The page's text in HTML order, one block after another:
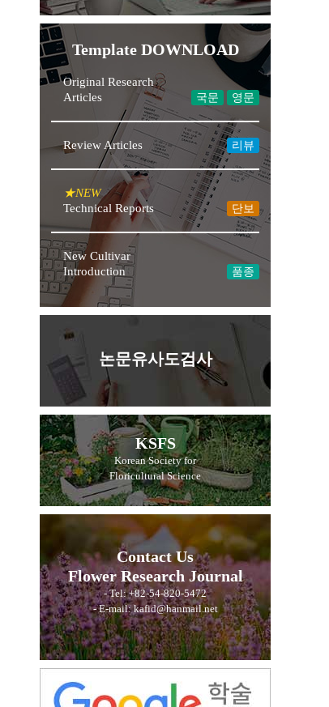
Template DOWNLOAD
Original Research
Articles
국문 영문
Review Articles 리뷰
★NEW
Technical Reports
단보
New Cultivar
Introduction
품종
논문유사도검사
KSFS
Korean Society for
Floricultural Science
Contact Us
Flower Research Journal
- Tel: +82-54-820-5472
- E-mail: kafid@hanmail.net